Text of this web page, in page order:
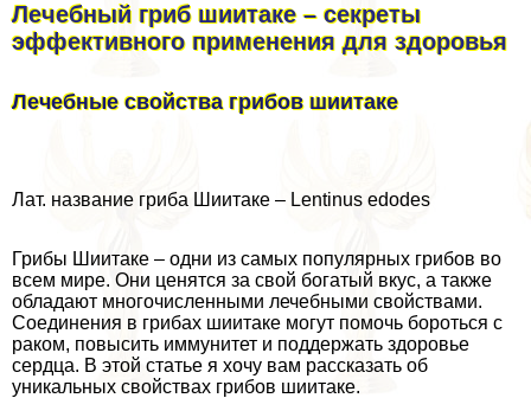
Лечебный гриб шиитаке – секреты
эффективного применения для здоровья
Лечебные свойства грибов шиитаке
Лат. название гриба Шиитаке – Lentinus edodes
Грибы Шиитаке – одни из самых популярных грибов во
всем мире. Они ценятся за свой богатый вкус, а также
обладают многочисленными лечебными свойствами.
Соединения в грибах шиитаке могут помочь бороться с
paком, повысить иммунитет и поддержать здоровье
сердца. В этой статье я хочу вам рассказать об
уникальных свойствах грибов шиитаке.